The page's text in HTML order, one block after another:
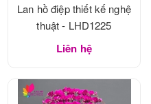
Lan hồ điệp thiết kế nghệ
thuật - LHD1225
Liên hệ